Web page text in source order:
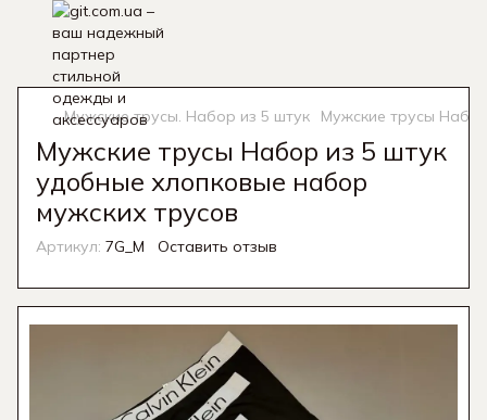
Мужские трусы. Набор из 5 штук Мужские трусы
Мужские трусы Набор из 5 штук
удобные хлопковые набор
мужских трусов
Артикул: 7G_M Оставить отзыв